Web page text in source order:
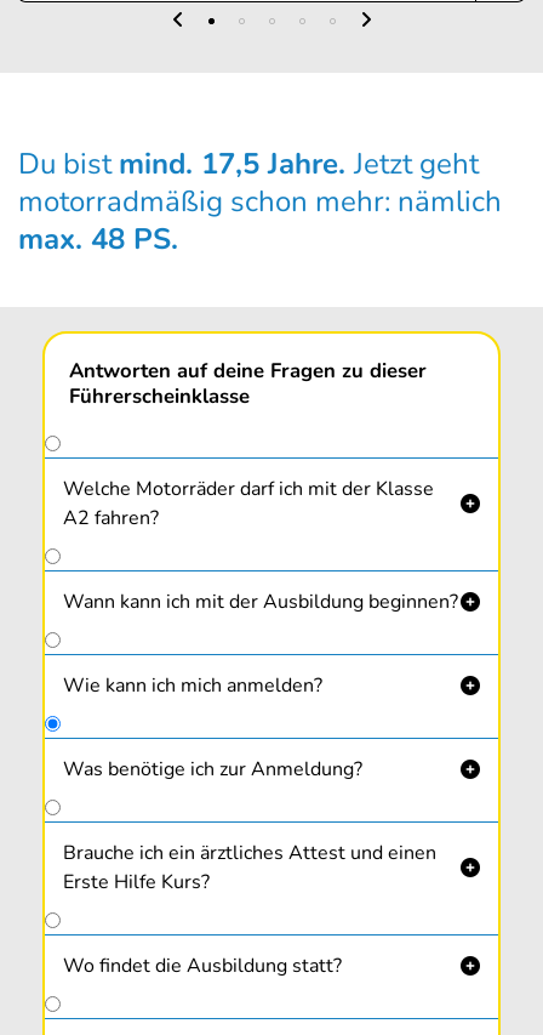
Du bistmind. 17,5 Jahre.Jetzt geht
motor­radmäßig schon mehr: nämlich
max. 48 PS.
Antworten auf deine Fragen zu dieser
Führerscheinklasse
Welche Motorräder darf ich mit der Klasse
A2 fahren?

Wann kann ich mit der Ausbildung beginnen?
Wie kann ich mich anmelden? 
Was benötige ich zur Anmeldung? 
1 Passfoto (kein Klebefoto)
Reisepass oder Personalausweis
Ärztliches Attest
Brauche ich ein ärztliches Attest und einen
Erste Hilfe Kurs?

Wo findet die Ausbildung statt? 